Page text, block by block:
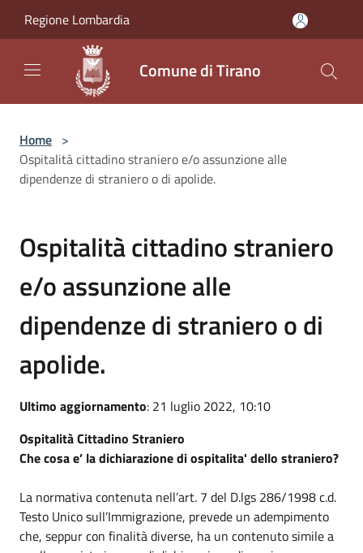
Regione Lombardia
Comune di Tirano
Home >
Ospitalità cittadino straniero e/o assunzione alle
dipendenze di straniero o di apolide.
Ospitalità cittadino straniero
e/o assunzione alle
dipendenze di straniero o di
apolide.
Ultimo aggiornamento: 21 luglio 2022, 10:10
Ospitalità Cittadino Straniero
Che cosa e’ la dichiarazione di ospitalita' dello straniero?
La normativa contenuta nell’art. 7 del D.lgs 286/1998 c.d.
Testo Unico sull’Immigrazione, prevede un adempimento
che, seppur con finalità diverse, ha un contenuto simile a